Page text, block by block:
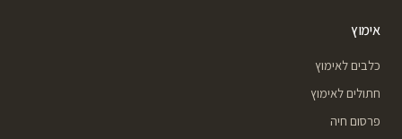
אימוץ
כלבים לאימוץ
חתולים לאימוץ
פרסום חיה